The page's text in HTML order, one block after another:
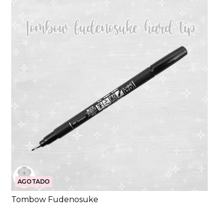
AGOTADO
Tombow Fudenosuke